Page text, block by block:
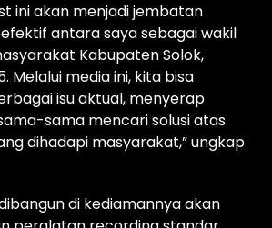
ini akan menjadi jembatan
antara saya sebagai wakil
Kabupaten Solok,
Melalui media ini, kita bisa
isu aktual, menyerap
sama mencari solusi atas
dihadapi masyarakat,” ungkap
di kediamannya akan